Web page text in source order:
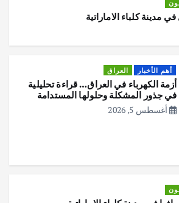
مدينة كلباء الاماراتية
أهم الأخبار العراق
أزمة الكهرباء في العراق… قراءة تحليلية
في جذور المشكلة وحلولها المستدامة
أغسطس 5, 2026